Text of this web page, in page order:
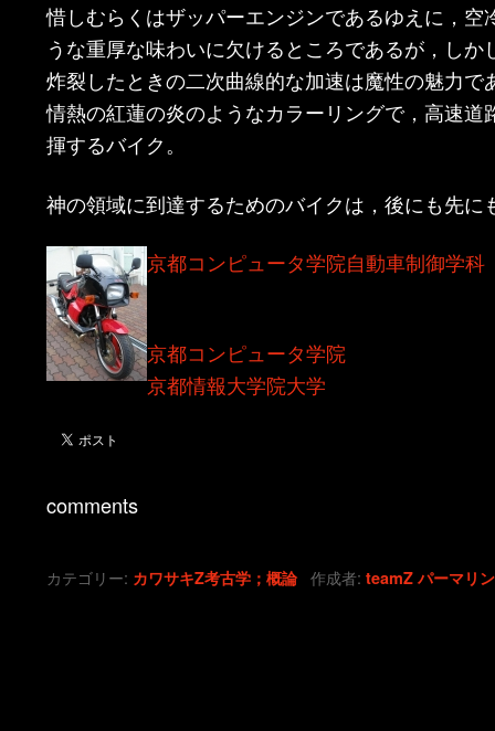
惜しむらくはザッパーエンジンであるゆえに，空
うな重厚な味わいに欠けるところであるが，しか
炸裂したときの二次曲線的な加速は魔性の魅力で
情熱の紅蓮の炎のようなカラーリングで，高速道
揮するバイク。
神の領域に到達するためのバイクは，後にも先に
京都コンピュータ学院自動車制御学科
京都コンピュータ学院
京都情報大学院大学
comments
カテゴリー: カワサキZ考古学；概論作成者:teamZ パーマリ